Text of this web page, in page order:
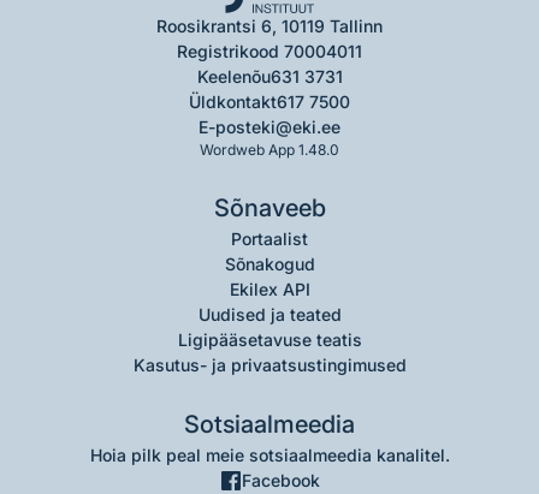
Roosikrantsi 6, 10119 Tallinn
Registrikood 70004011
Keelenõu631 3731
Üldkontakt617 7500
E-posteki@eki.ee
Wordweb App 1.48.0
Sõnaveeb
Portaalist
Sõnakogud
Ekilex API
Uudised ja teated
Ligipääsetavuse teatis
Kasutus- ja privaatsustingimused
Sotsiaalmeedia
Hoia pilk peal meie sotsiaalmeedia kanalitel.
Facebook